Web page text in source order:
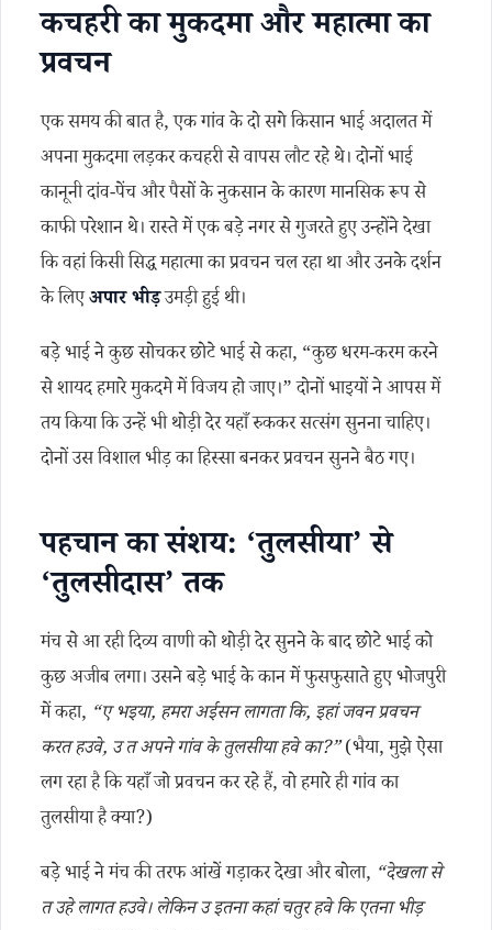
कचहरी का मुकदमा और महात्मा का
प्रवचन
एक समय की बात है, एक गांव के दो सगे किसान भाई अदालत में
अपना मुकदमा लड़कर कचहरी से वापस लौट रहे थे। दोनों भाई
कानूनी दांव-पेंच और पैसों के नुकसान के कारण मानसिक रूप से
काफी परेशान थे। रास्ते में एक बड़े नगर से गुजरते हुए उन्होंने देखा
कि वहां किसी सिद्ध महात्मा का प्रवचन चल रहा था और उनके दर्शन
के लिएअपार भीड़उमड़ी हुई थी।
बड़े भाई ने कुछ सोचकर छोटे भाई से कहा, “कुछ धरम-करम करने
से शायद हमारे मुकदमे में विजय हो जाए।” दोनों भाइयों ने आपस में
तय किया कि उन्हें भी थोड़ी देर यहाँ रुककर सत्संग सुनना चाहिए।
दोनों उस विशाल भीड़ का हिस्सा बनकर प्रवचन सुनने बैठ गए।
पहचान का संशय: ‘तुलसीया’ से
‘तुलसीदास’ तक
मंच से आ रही दिव्य वाणी को थोड़ी देर सुनने के बाद छोटे भाई को
कुछ अजीब लगा। उसने बड़े भाई के कान में फुसफुसाते हुए भोजपुरी
में कहा, “ए भइया, हमरा अईसन लागता कि, इहां जवन प्रवचन
करत हउवे, उ त अपने गांव के तुलसीया हवे का?”(भैया, मुझे ऐसा
लग रहा है कि यहाँ जो प्रवचन कर रहे हैं, वो हमारे ही गांव का
तुलसीया है क्या?)
बड़े भाई ने मंच की तरफ आंखें गड़ाकर देखा और बोला, “देखला से
त उहे लागत हउवे। लेकिन उ इतना कहां चतुर हवे कि एतना भीड़